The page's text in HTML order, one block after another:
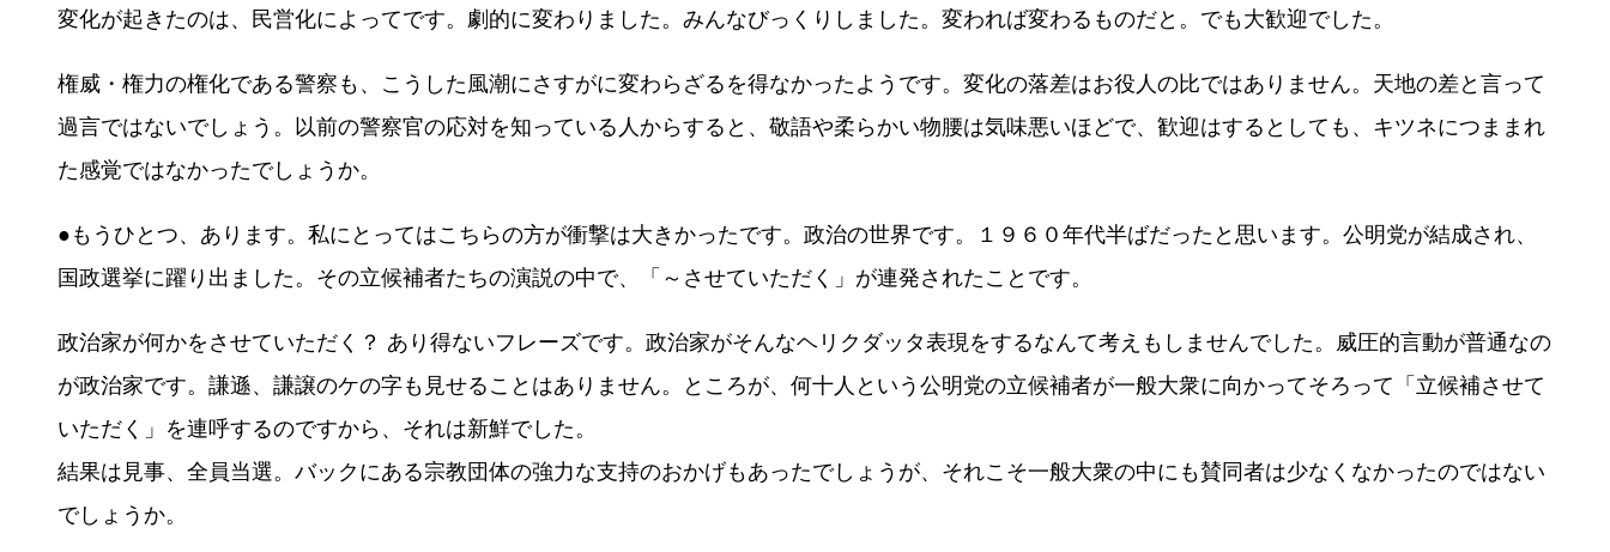
変化が起きたのは、民営化によってです。劇的に変わりました。みんなびっくりしました。変われば変わるものだと。でも大歓迎でした。
権威・権力の権化である警察も、こうした風潮にさすがに変わらざるを得なかったようです。変化の落差はお役人の比ではありません。天地の差と言って
過言ではないでしょう。以前の警察官の応対を知っている人からすると、敬語や柔らかい物腰は気味悪いほどで、歓迎はするとしても、キツネにつままれ
た感覚ではなかったでしょうか。
●もうひとつ、あります。私にとってはこちらの方が衝撃は大きかったです。政治の世界です。１９６０年代半ばだったと思います。公明党が結成され、
国政選挙に躍り出ました。その立候補者たちの演説の中で、「～させていただく」が連発されたことです。
政治家が何かをさせていただく？ あり得ないフレーズです。政治家がそんなヘリクダッタ表現をするなんて考えもしませんでした。威圧的言動が普通なの
が政治家です。謙遜、謙譲のケの字も見せることはありません。ところが、何十人という公明党の立候補者が一般大衆に向かってそろって「立候補させて
いただく」を連呼するのですから、それは新鮮でした。
結果は見事、全員当選。バックにある宗教団体の強力な支持のおかげもあったでしょうが、それこそ一般大衆の中にも賛同者は少なくなかったのではない
でしょうか。